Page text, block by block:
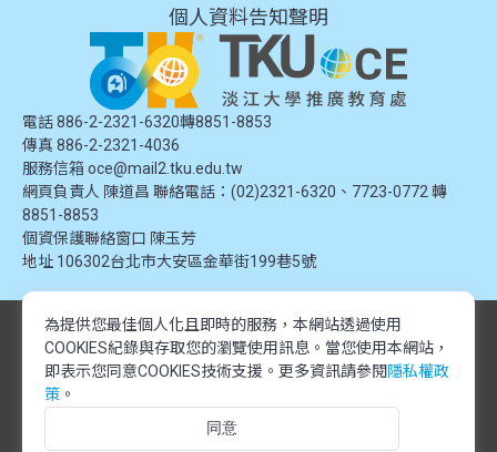
個人資料告知聲明
電話 886-2-2321-6320轉8851-8853
傳真 886-2-2321-4036
服務信箱 oce@mail2.tku.edu.tw
網頁負責人 陳道昌 聯絡電話：(02)2321-6320、7723-0772 轉
8851-8853
個資保護聯絡窗口 陳玉芳
地址 106302台北市大安區金華街199巷5號
© 2024 淡江大學推廣教育處. 版權所有。本網站內容由淡江大學推廣教育處
提供，未經授權禁止轉載或引用。所有課程資訊、圖片及資料皆屬本單位所
有，僅供學習交流使用。
© 2024 Tamkang University Office of Continuing Education. All rights
reserved.The content of this website is provided by Tamkang University
Office of Continuing Education. Unauthorized reproduction or citation is
prohibited.All course information, images, and data belong to this division
為提供您最佳個人化且即時的服務，本網站透過使用
COOKIES紀錄與存取您的瀏覽使用訊息。 當您使用本網站，
即表示您同意COOKIES技術支援。更多資訊請參閱 隱私權政
策 。
同意